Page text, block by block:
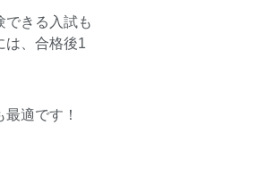
できる入試も
は、合格後1
適です！